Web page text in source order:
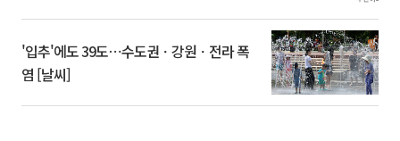
'입추'에도 39도⋯수도권ㆍ강원ㆍ전라 폭
염 [날씨]